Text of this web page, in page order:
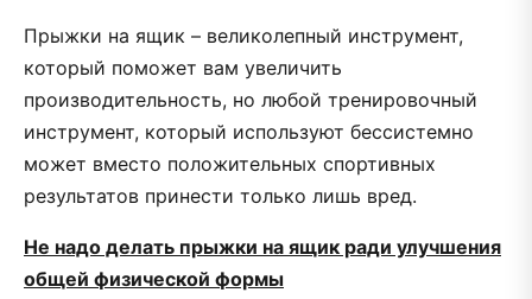
Прыжки на ящик – великолепный инструмент,
который поможет вам увеличить
производительность, но любой тренировочный
инструмент, который используют бессистемно
может вместо положительных спортивных
результатов принести только лишь вред.
Не надо делать прыжки на ящик ради улучшения
общей физической формы